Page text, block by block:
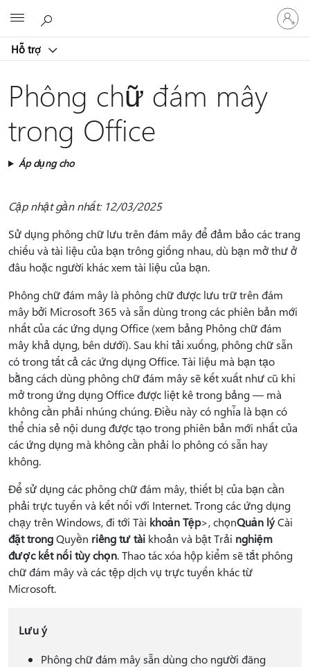
Hỗ trợ
Đăng
nhập
tài
Phông chữ đám mây
trong Office
Áp dụng cho
Cập nhật gần nhất: 12/03/2025
Sử dụng phông chữ lưu trên đám mây để đảm bảo các trang
chiếu và tài liệu của bạn trông giống nhau, dù bạn mở thư ở
đâu hoặc người khác xem tài liệu của bạn.
Phông chữ đám mây là phông chữ được lưu trữ trên đám
mây bởi Microsoft 365 và sẵn dùng trong các phiên bản mới
nhất của các ứngdụng Office (xem bảng Phông chữ đám
mây khả dụng, bên dưới). Sau khi tải xuống, phông chữ sẵn
có trong tất cả các ứng dụng Office. Tài liệu mà bạn tạo
bằng cách dùng phông chữ đám mây sẽ kết xuất như cũ khi
mở trong ứng dụng Office được liệt kê trong bảng — mà
không cần phải nhúng chúng. Điều này có nghĩa là bạn có
thể chia sẻ nội dung được tạo trong phiên bản mới nhất của
các ứng dụng mà không cần phải lo phông có sẵn hay
không.
Để sử dụng các phông chữ đám mây, thiết bị của bạn cần
phải trực tuyến và kết nối với Internet. Trong các ứng dụng
chạy trên Windows, đi tới Tài khoản Tệp>, chọnQuản lýCài
đặt trongQuyền riêng tư tài khoản và bật Trải nghiệm
được kết nối tùy chọn. Thao tác xóa hộp kiểm sẽ tắt phông
chữ đám mây và các tệp dịch vụ trực tuyến khác từ
Microsoft.
Lưu ý
Phông chữ đám mây sẵn dùng cho người đăng